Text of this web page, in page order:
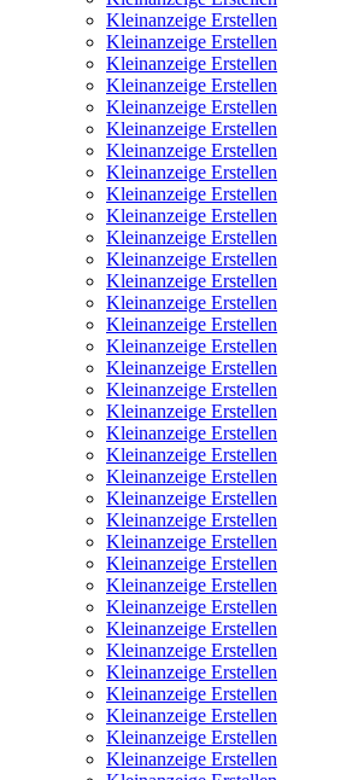
Kleinanzeige Erstellen
Kleinanzeige Erstellen
Kleinanzeige Erstellen
Kleinanzeige Erstellen
Kleinanzeige Erstellen
Kleinanzeige Erstellen
Kleinanzeige Erstellen
Kleinanzeige Erstellen
Kleinanzeige Erstellen
Kleinanzeige Erstellen
Kleinanzeige Erstellen
Kleinanzeige Erstellen
Kleinanzeige Erstellen
Kleinanzeige Erstellen
Kleinanzeige Erstellen
Kleinanzeige Erstellen
Kleinanzeige Erstellen
Kleinanzeige Erstellen
Kleinanzeige Erstellen
Kleinanzeige Erstellen
Kleinanzeige Erstellen
Kleinanzeige Erstellen
Kleinanzeige Erstellen
Kleinanzeige Erstellen
Kleinanzeige Erstellen
Kleinanzeige Erstellen
Kleinanzeige Erstellen
Kleinanzeige Erstellen
Kleinanzeige Erstellen
Kleinanzeige Erstellen
Kleinanzeige Erstellen
Kleinanzeige Erstellen
Kleinanzeige Erstellen
Kleinanzeige Erstellen
Kleinanzeige Erstellen